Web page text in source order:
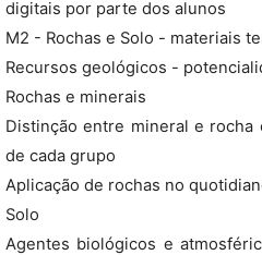
digitais por parte dos alunos
M2 - Rochas e Solo - materiais
Recursos geológicos -
Rochas e minerais
Distinção entre mineral e
de cada grupo
Aplicação de rochas no
Solo
Agentes biológicos e